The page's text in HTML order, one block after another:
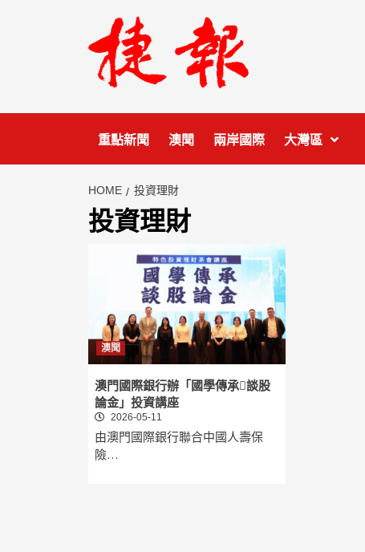
重點新聞 澳聞 兩岸國際 大灣區
HOME 投資理財
投資理財
澳聞
澳門國際銀行辦「國學傳承談股
論金」投資講座
2026-05-11
由澳門國際銀行聯合中國人壽保
險…